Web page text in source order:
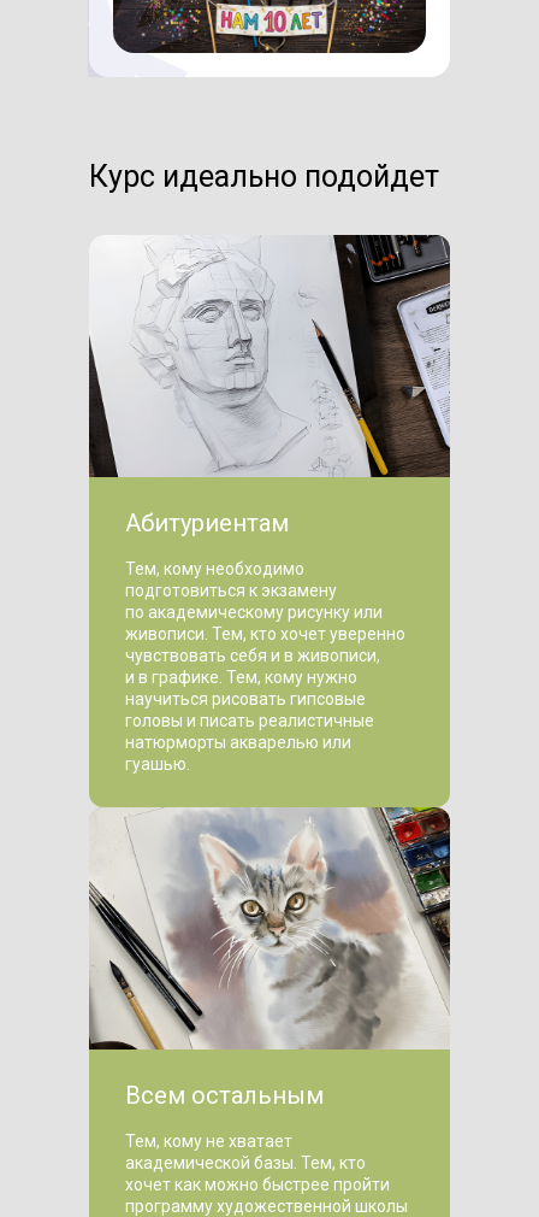
Курс идеально подойдет
Абитуриентам
Тем, кому необходимо
подготовиться к экзамену
по академическому рисунку или
живописи. Тем, кто хочет уверенно
чувствовать себя и в живописи,
и в графике. Тем, кому нужно
научиться рисовать гипсовые
головы и писать реалистичные
натюрморты акварелью или
гуашью.
Всем остальным
Тем, кому не хватает
академической базы. Тем, кто
хочет как можно быстрее пройти
программу художественной школы